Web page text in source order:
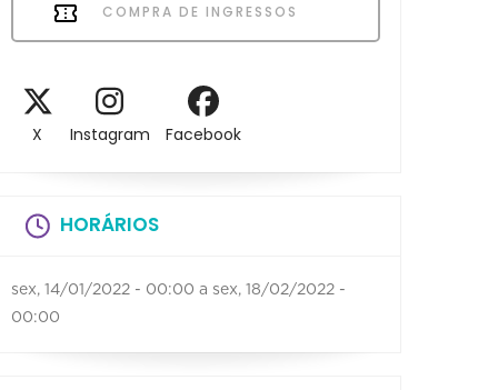
COMPRA DE INGRESSOS
X Instagram Facebook
HORÁRIOS
sex, 14/01/2022 - 00:00 a sex, 18/02/2022 -
00:00